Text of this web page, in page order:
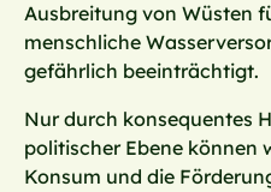
Ausbreitung von Wüsten
menschliche
gefährlich beeinträchtigt.
Nur durch konsequentes
politischer Ebene können
Konsum und die